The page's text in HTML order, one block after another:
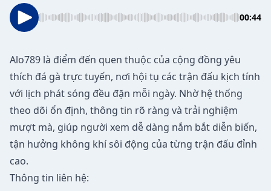
00:44
Alo789 là điểm đến quen thuộc của cộng đồng yêu
thích đá gà trực tuyến, nơi hội tụ các trận đấu kịch tính
với lịch phát sóng đều đặn mỗi ngày. Nhờ hệ thống
theo dõi ổn định, thông tin rõ ràng và trải nghiệm
mượt mà, giúp người xem dễ dàng nắm bắt diễn biến,
tận hưởng không khí sôi động của từng trận đấu đỉnh
cao.
Thông tin liên hệ: